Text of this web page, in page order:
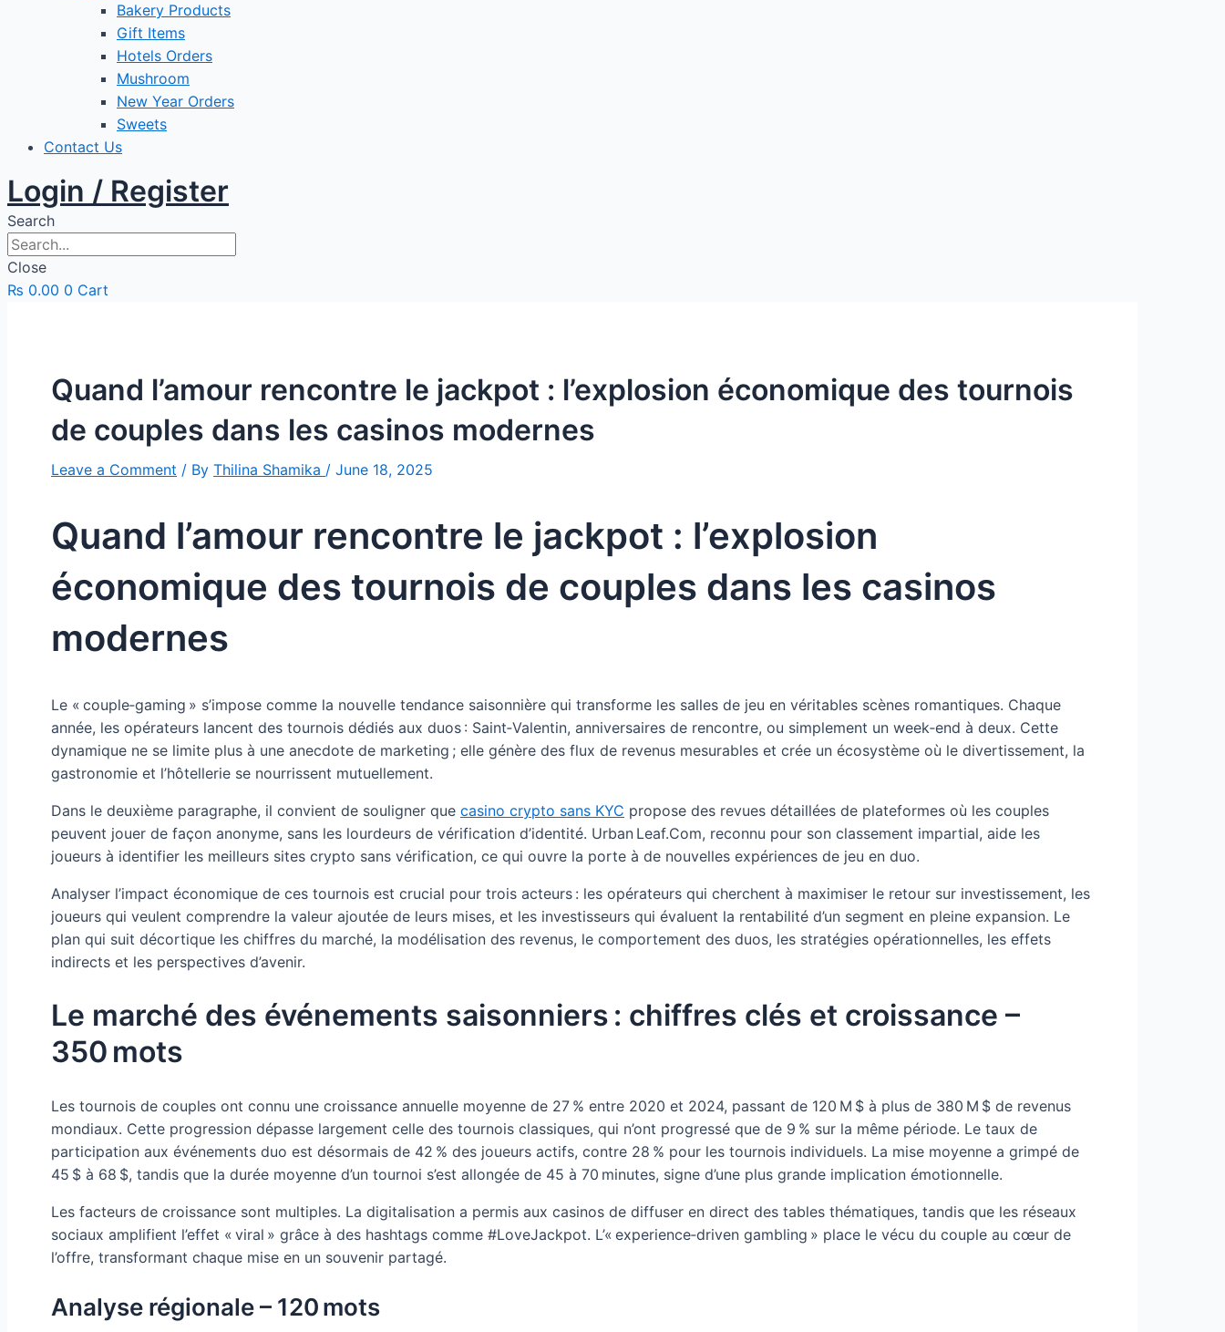
Bakery Products
Gift Items
Hotels Orders
Mushroom
New Year Orders
Sweets
Contact Us
Login / Register
Search
Close
₨ 0.00 0 Cart
Quand l’amour rencontre le jackpot : l’explosion économique des tournois
de couples dans les casinos modernes
Leave a Comment / By Thilina Shamika / June 18, 2025
Quand l’amour rencontre le jackpot : l’explosion
économique des tournois de couples dans les casinos
modernes
Le « couple‑gaming » s’impose comme la nouvelle tendance saisonnière qui transforme les salles de jeu en véritables scènes romantiques. Chaque
année, les opérateurs lancent des tournois dédiés aux duos : Saint‑Valentin, anniversaires de rencontre, ou simplement un week‑end à deux. Cette
dynamique ne se limite plus à une anecdote de marketing ; elle génère des flux de revenus mesurables et crée un écosystème où le divertissement, la
gastronomie et l’hôtellerie se nourrissent mutuellement.
Dans le deuxième paragraphe, il convient de souligner que casino crypto sans KYC propose des revues détaillées de plateformes où les couples
peuvent jouer de façon anonyme, sans les lourdeurs de vérification d’identité. Urban Leaf.Com, reconnu pour son classement impartial, aide les
joueurs à identifier les meilleurs sites crypto sans vérification, ce qui ouvre la porte à de nouvelles expériences de jeu en duo.
Analyser l’impact économique de ces tournois est crucial pour trois acteurs : les opérateurs qui cherchent à maximiser le retour sur investissement, les
joueurs qui veulent comprendre la valeur ajoutée de leurs mises, et les investisseurs qui évaluent la rentabilité d’un segment en pleine expansion. Le
plan qui suit décortique les chiffres du marché, la modélisation des revenus, le comportement des duos, les stratégies opérationnelles, les effets
indirects et les perspectives d’avenir.
Le marché des événements saisonniers : chiffres clés et croissance –
350 mots
Les tournois de couples ont connu une croissance annuelle moyenne de 27 % entre 2020 et 2024, passant de 120 M $ à plus de 380 M $ de revenus
mondiaux. Cette progression dépasse largement celle des tournois classiques, qui n’ont progressé que de 9 % sur la même période. Le taux de
participation aux événements duo est désormais de 42 % des joueurs actifs, contre 28 % pour les tournois individuels. La mise moyenne a grimpé de
45 $ à 68 $, tandis que la durée moyenne d’un tournoi s’est allongée de 45 à 70 minutes, signe d’une plus grande implication émotionnelle.
Les facteurs de croissance sont multiples. La digitalisation a permis aux casinos de diffuser en direct des tables thématiques, tandis que les réseaux
sociaux amplifient l’effet « viral » grâce à des hashtags comme #LoveJackpot. L’« experience‑driven gambling » place le vécu du couple au cœur de
l’offre, transformant chaque mise en un souvenir partagé.
Analyse régionale – 120 mots